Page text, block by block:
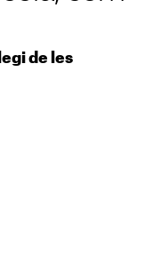
de les